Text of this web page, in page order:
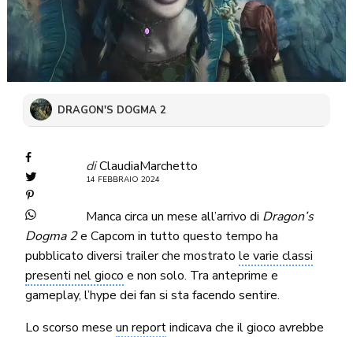
DRAGON'S DOGMA 2
diClaudiaMarchetto
14 FEBBRAIO 2024
Manca circa un mese all’arrivo di Dragon’s
Dogma 2e Capcom in tutto questo tempo ha
pubblicato diversi trailer che mostratole varie classi
presenti nel gioco e non solo. Tra anteprime e
gameplay, l’hype dei fan si sta facendo sentire.
Lo scorso meseun reportindicava che il gioco avrebbe